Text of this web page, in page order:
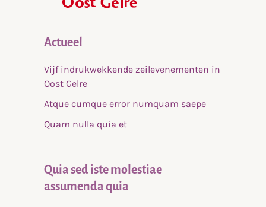
Actueel
Vijf indrukwekkende zeilevenementen in
Oost Gelre
Atque cumque error numquam saepe
Quam nulla quia et
Quia sed iste molestiae
assumenda quia